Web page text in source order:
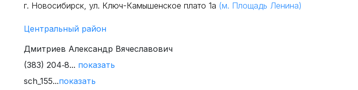
г. Новосибирск, ул. Ключ-Камышенское плато 1а (м. Площадь Ленина)
Центральный район
Дмитриев Александр Вячеславович
(383) 204‑8... показать
sch_155...показать